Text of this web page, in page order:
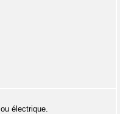
électrique.